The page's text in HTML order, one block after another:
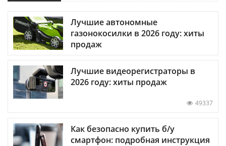
Лучшие автономные
газонокосилки в 2026 году: хиты
продаж
Лучшие видеорегистраторы в
2026 году: хиты продаж
49337
Как безопасно купить б/у
смартфон: подробная инструкция